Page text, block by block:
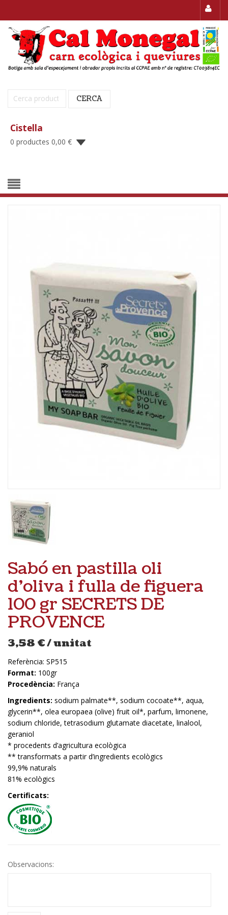
Cerca: CERCA
Cistella
0 productes 0,00 €
Sabó en pastilla oli
d’oliva i fulla de figuera
100 gr SECRETS DE
PROVENCE
3,58 €/ unitat
Referència: SP515
Format: 100gr
Procedència: França
Ingredients: sodium palmate**, sodium cocoate**, aqua,
glycerin**, olea europaea (olive) fruit oil*, parfum, limonene,
sodium chloride, tetrasodium glutamate diacetate, linalool,
geraniol
* procedents d’agricultura ecològica
** transformats a partir d’ingredients ecològics
99,9% naturals
81% ecològics
Certificats:
Observacions: